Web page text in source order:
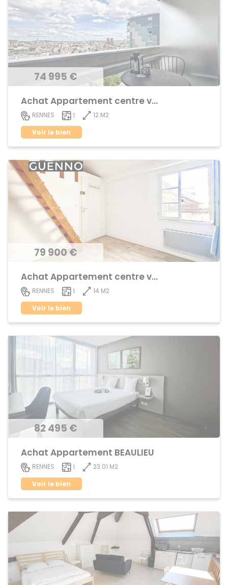
74 995 €
Achat Appartement centre ville
RENNES 1
12 M2
Voir le bien
79 900 €
Achat Appartement centre ville
RENNES 1
14 M2
Voir le bien
82 495 €
Achat Appartement BEAULIEU
RENNES 1
23.01 M2
Voir le bien